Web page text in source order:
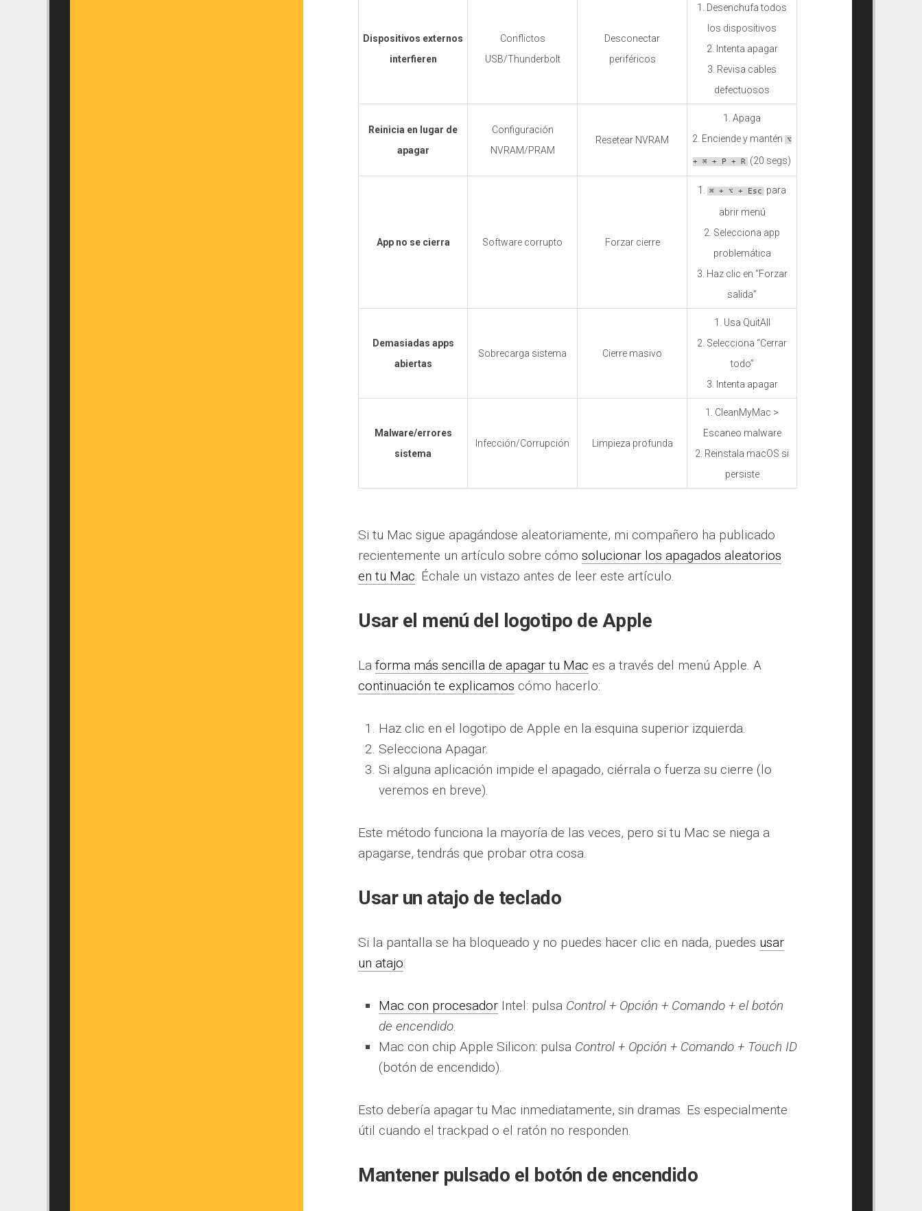
Dispositivos externos
interfieren
Conflictos
USB/Thunderbolt
Desconectar
periféricos
1. Desenchufa todos
los dispositivos
2. Intenta apagar
3. Revisa cables
defectuosos
Reinicia en lugar de
apagar
Configuración
NVRAM/PRAM
Resetear NVRAM
1. Apaga
2. Enciende y mantén ⌥
+ ⌘ + P + R (20 segs)
App no se cierra Software corrupto Forzar cierre
1. ⌘ + ⌥ + Esc
para
abrir menú
2. Selecciona app
problemática
3. Haz clic en “Forzar
salida”
Demasiadas apps
abiertas
Sobrecarga sistema Cierre masivo
1. Usa QuitAll
2. Selecciona “Cerrar
todo”
3. Intenta apagar
Malware/errores
sistema
Infección/Corrupción Limpieza profunda
1. CleanMyMac >
Escaneo malware
2. Reinstala macOS si
persiste
Si tu Mac sigue apagándose aleatoriamente, mi compañero ha publicado
recientemente un artículo sobre cómo solucionar los apagados aleatorios
en tu Mac. Échale un vistazo antes de leer este artículo.
Usar el menú del logotipo de Apple
La forma más sencilla de apagar tu Mac es a través del menú Apple. A
continuación te explicamos cómo hacerlo:
Haz clic en el logotipo de Apple en la esquina superior izquierda.
Selecciona Apagar.
Si alguna aplicación impide el apagado, ciérrala o fuerza su cierre (lo
veremos en breve).
Este método funciona la mayoría de las veces, pero si tu Mac se niega a
apagarse, tendrás que probar otra cosa.
Usar un atajo de teclado
Si la pantalla se ha bloqueado y no puedes hacer clic en nada, puedes usar
un atajo:
Mac con procesador Intel: pulsa Control + Opción + Comando + el botón
de encendido.
Mac con chip Apple Silicon: pulsa Control + Opción + Comando + Touch ID
(botón de encendido).
Esto debería apagar tu Mac inmediatamente, sin dramas. Es especialmente
útil cuando el trackpad o el ratón no responden.
Mantener pulsado el botón de encendido